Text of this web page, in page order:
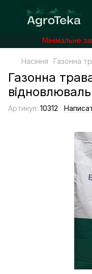
Мінімальне
Насіння Газонна
Газонна
Артикул: 10312